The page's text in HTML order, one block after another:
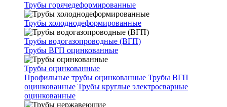
Трубы горячедеформированные
Трубы холоднодеформированные
Трубы водогазопроводные (ВГП)
Трубы ВГП оцинкованные
Трубы оцинкованные
Профильные трубы оцинкованные Трубы ВГП
оцинкованные Трубы круглые электросварные
оцинкованные